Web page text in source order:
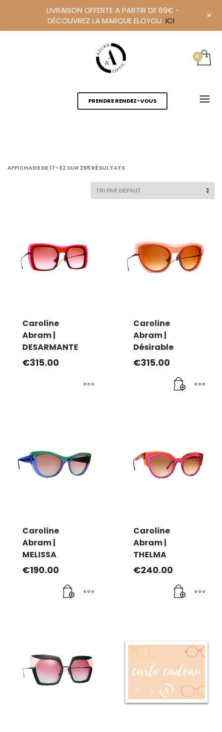
PRENDRE RENDEZ-VOUS
AFFICHAGE DE 17–32 SUR 265 RÉSULTATS
Caroline
Abram |
DESARMANTE
€315.00
options
page
produit
Caroline
Abram |
Désirable
€315.00
Caroline
Abram |
MELISSA
€190.00
Caroline
Abram |
THELMA
€240.00
LIVRAISON OFFERTE A PARTIR DE 69€ -
DÉCOUVREZ LA MARQUE ELOYOU ICI +